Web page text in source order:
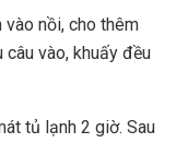
vào nồi, cho thêm
vào, khuấy đều
tủ lạnh 2 giờ. Sau